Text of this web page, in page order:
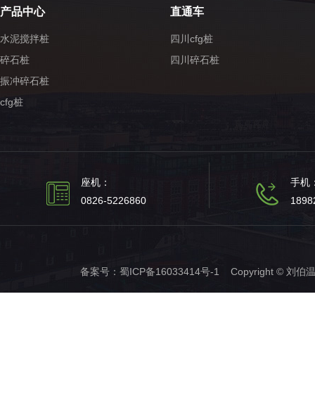
产品中心
水泥搅拌桩
碎石桩
振冲碎石桩
cfg桩
直通车
四川cfg桩
四川碎石桩
座机：
0826-5226860
手机
备案号： 蜀ICP备16033414号-1 Copyright © 刘伯